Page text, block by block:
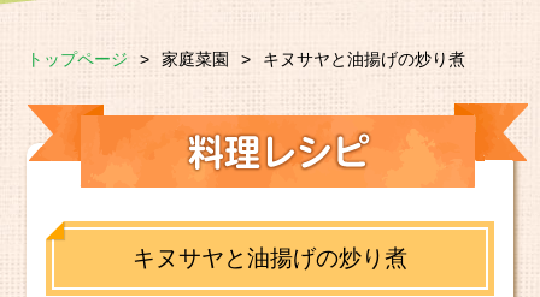
トップページ > 家庭菜園 > キヌサヤと油揚げの炒り煮
キヌサヤと油揚げの炒り煮